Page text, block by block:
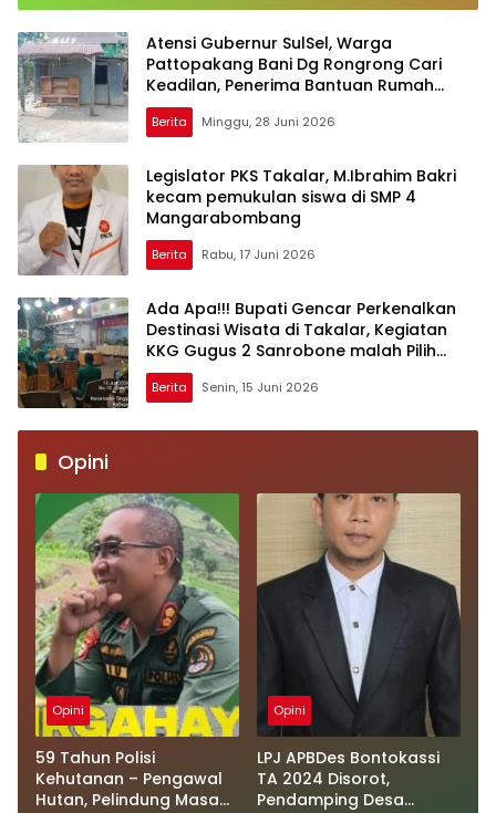
Juara Piala Dunia
2026
Antusias para
Pendukung Argentina
Dan Spanyol
Atensi Gubernur SulSel, Warga
Pattopakang Bani Dg Rongrong Cari
Keadilan, Penerima Bantuan Rumah
Layak Huni Rp50 Juta Diduga Diganti
Berita Minggu, 28 Juni 2026
Legislator PKS Takalar, M.Ibrahim Bakri
kecam pemukulan siswa di SMP 4
Mangarabombang
Berita Rabu, 17 Juni 2026
Ada Apa!!! Bupati Gencar Perkenalkan
Destinasi Wisata di Takalar, Kegiatan
KKG Gugus 2 Sanrobone malah Pilih
Kegiatan di Malino
Berita Senin, 15 Juni 2026
Opini
Opini
59 Tahun Polisi
Kehutanan – Pengawal
Hutan, Pelindung Masa
Opini
LPJ APBDes Bontokassi
TA 2024 Disorot,
Pendamping Desa